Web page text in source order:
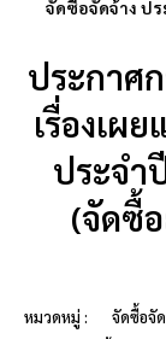
จัดซื้อจัดจ้าง ป
ประกาศ
เรื่องเผ
ประจำ
(จัดซื้
หมวดหมู่ :
จัดซื้อจั